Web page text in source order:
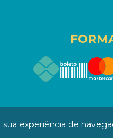
0001-94 - LOJA -
experiência de